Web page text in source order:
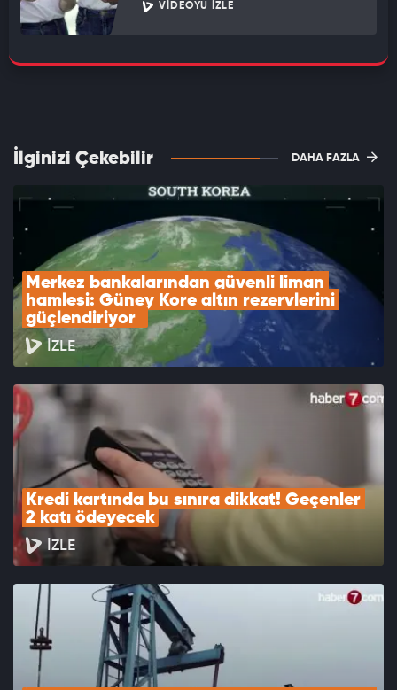
VIDEOYU İZLE
İlginizi Çekebilir DAHA FAZLA
Merkez bankalarından güvenli liman
hamlesi: Güney Kore altın rezervlerini
güçlendiriyor
İZLE
Kredi kartında bu sınıra dikkat! Geçenler
2 katı ödeyecek
İZLE